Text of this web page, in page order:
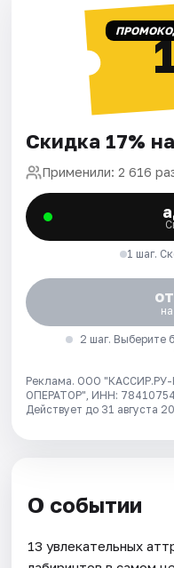
Скидка 17%
Применили: 2 616
1 шаг.
2 шаг. Выберите
Реклама. ООО
ОПЕРАТОР", ИНН:
Действует до 31 августа
О событии
13 увлекательных